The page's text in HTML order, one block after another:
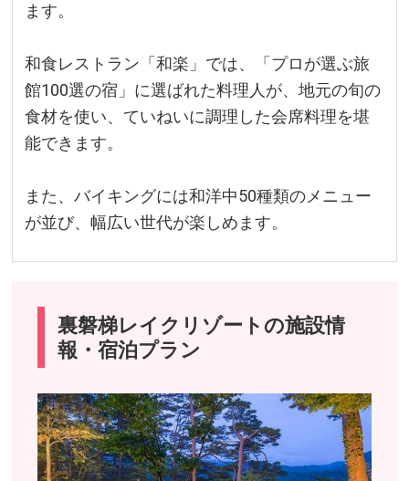
ます。
和食レストラン「和楽」では、「プロが選ぶ旅
館100選の宿」に選ばれた料理人が、地元の旬の
食材を使い、ていねいに調理した会席料理を堪
能できます。
また、バイキングには和洋中50種類のメニュー
が並び、幅広い世代が楽しめます。
裏磐梯レイクリゾートの施設情
報・宿泊プラン